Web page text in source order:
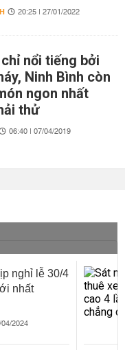
20:25 | 27/01/2022
nổi tiếng bởi
Ninh Bình còn
ngon nhất
thử
06:40 | 07/04/2019
nghỉ lễ 30/4
nhất
2024